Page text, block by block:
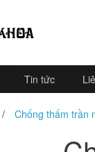
Tin tức
/ Chống thấm trần